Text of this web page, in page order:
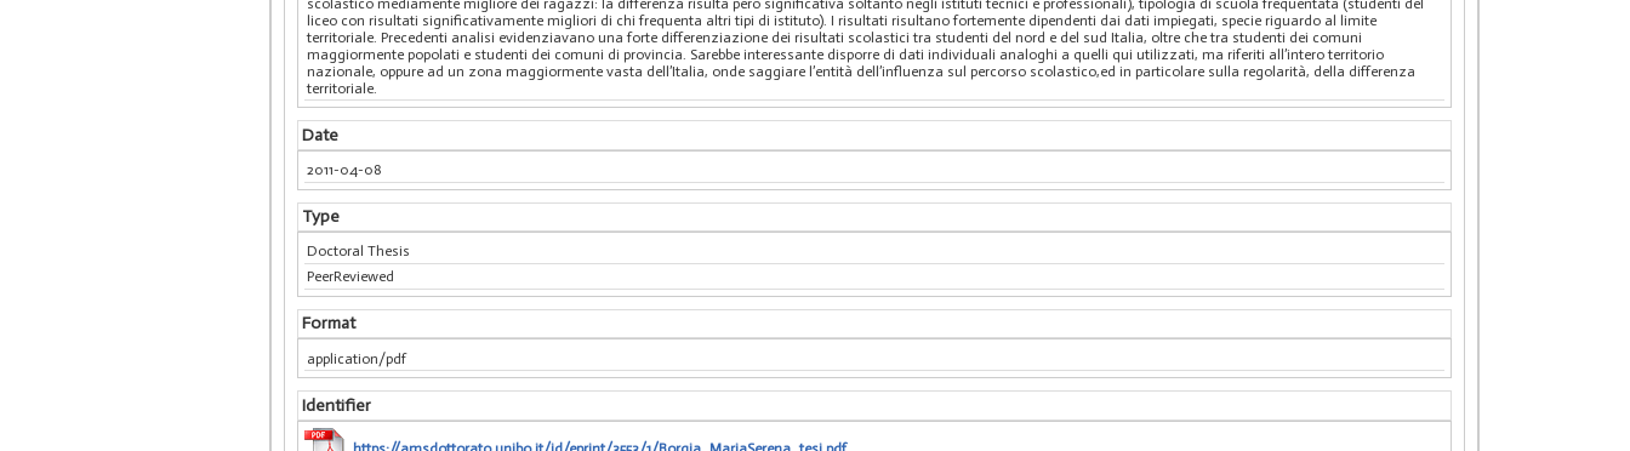
liceo con risultati significativamente migliori di chi frequenta altri tipi di istituto). I risultati risultano fortemente dipendenti dai dati impiegati, specie riguardo al limite
territoriale. Precedenti analisi evidenziavano una forte differenziazione dei risultati scolastici tra studenti del nord e del sud Italia, oltre che tra studenti dei comuni
maggiormente popolati e studenti dei comuni di provincia. Sarebbe interessante disporre di dati individuali analoghi a quelli qui utilizzati, ma riferiti all’intero territorio
nazionale, oppure ad un zona maggiormente vasta dell’Italia, onde saggiare l’entità dell’influenza sul percorso scolastico,ed in particolare sulla regolarità, della differenza
territoriale.
Date
2011-04-08
Type
Doctoral Thesis
PeerReviewed
Format
application/pdf
Identifier